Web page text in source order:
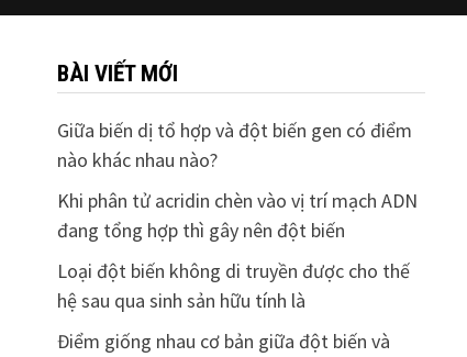
BÀI VIẾT MỚI
Giữa biến dị tổ hợp và đột biến gen có điểm
nào khác nhau nào?
Khi phân tử acridin chèn vào vị trí mạch ADN
đang tổng hợp thì gây nên đột biến
Loại đột biến không di truyền được cho thế
hệ sau qua sinh sản hữu tính là
Điểm giống nhau cơ bản giữa đột biến và